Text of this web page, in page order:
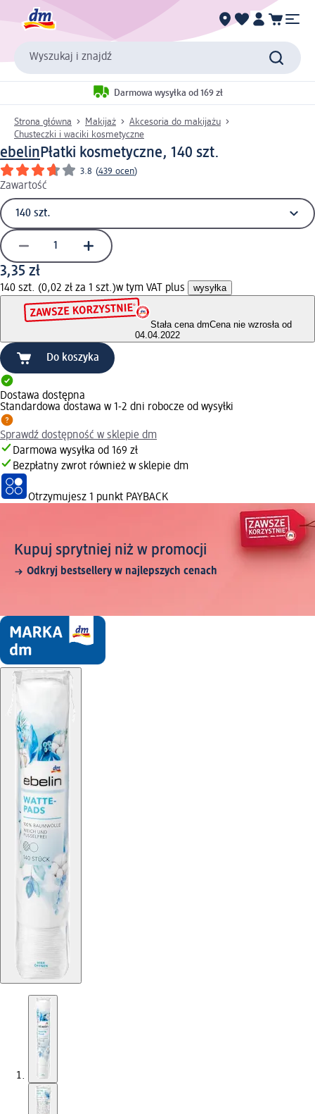
Wyszukaj i znajdź
Darmowa wysyłka od 169 zł
Strona główna Makijaż
Akcesoria do makijażu
Chusteczki i waciki kosmetyczne
ebelinPłatki kosmetyczne, 140 szt.
3.8 (439 ocen)
Zawartość
3,35 zł
140 szt. (0,02 zł za 1 szt.)w tym VAT plus wysyłka
Stała cena dmCena nie wzrosła od
04.04.2022
Do koszyka
Dostawa dostępna
Standardowa dostawa w 1-2 dni robocze od wysyłki
Sprawdź dostępność w sklepie dm
Darmowa wysyłka od 169 zł
Bezpłatny zwrot również w sklepie dm
Otrzymujesz 1 punkt PAYBACK
Kupuj sprytniej niż w promocji
Odkryj bestsellery w najlepszych cenach